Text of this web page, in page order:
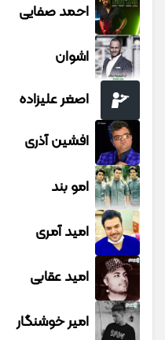
احمد صفایی
اشوان
اصغر علیزاده
افشین آذری
امو بند
امید آمری
امید عقابی
امیر خوشنگار